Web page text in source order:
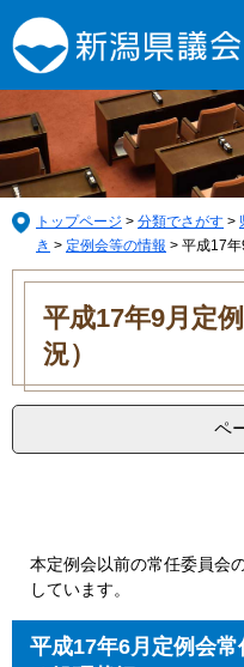
ー
ジ
の
先
頭
で
す。
ニ
ュ
ー
を
飛
ば
し
て
トップページ > 分類でさがす >
き > 定例会等の情報 > 平成17年
本
平成17年9月定
況）
ペ
本定例会以前の常任委員会
しています。
平成17年6月定例会